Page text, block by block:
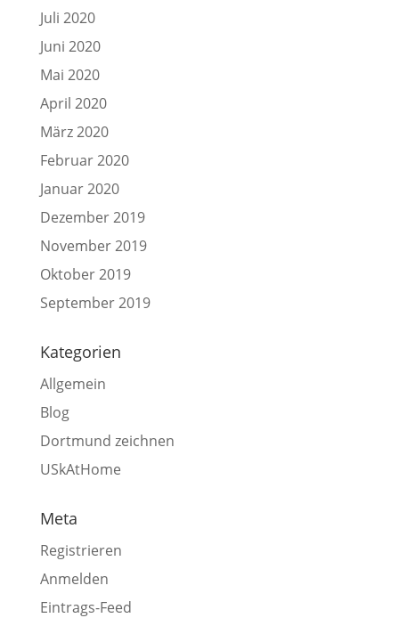
Juli 2020
Juni 2020
Mai 2020
April 2020
März 2020
Februar 2020
Januar 2020
Dezember 2019
November 2019
Oktober 2019
September 2019
Kategorien
Allgemein
Blog
Dortmund zeichnen
USkAtHome
Meta
Registrieren
Anmelden
Eintrags-Feed